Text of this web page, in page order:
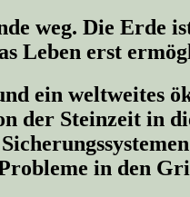
weg. Die Erde
Leben erst
ein weltweites
der Steinzeit in
in den